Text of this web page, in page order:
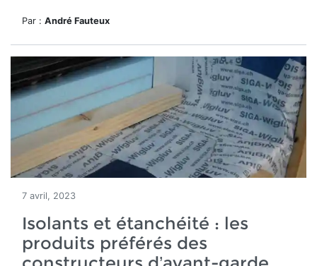
Par : André Fauteux
7 avril, 2023
Isolants et étanchéité : les
produits préférés des